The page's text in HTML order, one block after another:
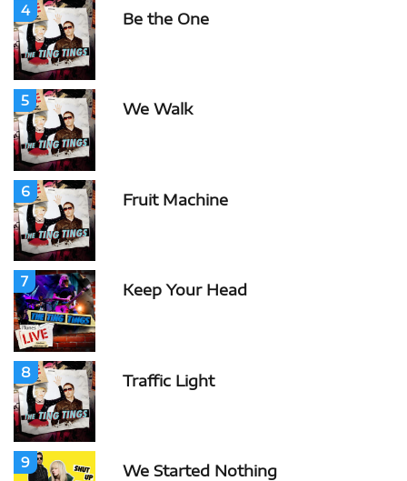
4 Be the One
5 We Walk
6 Fruit Machine
7 Keep Your Head
8 Traffic Light
9 We Started Nothing